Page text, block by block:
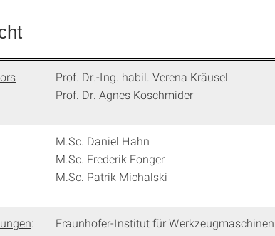
Prof. Dr.-Ing. habil. Verena Kräusel
Prof. Dr. Agnes Koschmider
M.Sc. Daniel Hahn
M.Sc. Frederik Fonger
M.Sc. Patrik Michalski
:
Fraunhofer-Institut für